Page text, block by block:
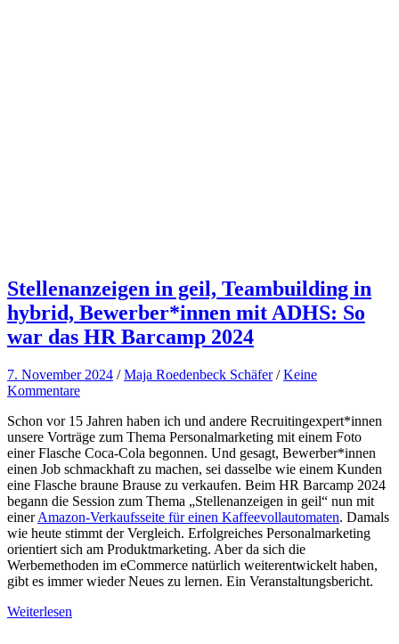
Stellenanzeigen in geil, Teambuilding in
hybrid, Bewerber*innen mit ADHS: So
war das HR Barcamp 2024
7. November 2024 /Maja Roedenbeck Schäfer /Keine
Kommentare
Schon vor 15 Jahren haben ich und andere Recruitingexpert*innen
unsere Vorträge zum Thema Personalmarketing mit einem Foto
einer Flasche Coca-Cola begonnen. Und gesagt, Bewerber*innen
einen Job schmackhaft zu machen, sei dasselbe wie einem Kunden
eine Flasche braune Brause zu verkaufen. Beim HR Barcamp 2024
begann die Session zum Thema „Stellenanzeigen in geil“ nun mit
einerAmazon-Verkaufsseite für einen Kaffeevollautomaten. Damals
wie heute stimmt der Vergleich. Erfolgreiches Personalmarketing
orientiert sich am Produktmarketing. Aber da sich die
Werbemethoden im eCommerce natürlich weiterentwickelt haben,
gibt es immer wieder Neues zu lernen. Ein Veranstaltungsbericht.
Weiterlesen